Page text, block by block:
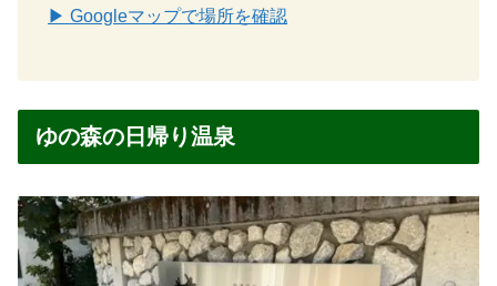
▶ Googleマップで場所を確認
ゆの森の日帰り温泉